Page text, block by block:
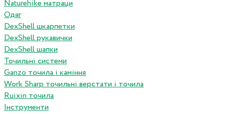
Naturehike матраци
Одяг
DexShell шкарпетки
DexShell рукавички
DexShell шапки
Точильні системи
Ganzo точила і каміння
Work Sharp точильні верстати і точила
Ruixin точила
Інструменти